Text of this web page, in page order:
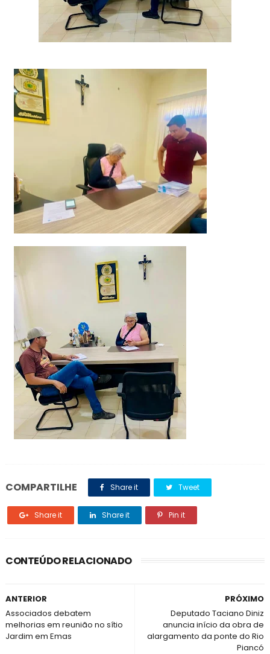
COMPARTILHE Share it Tweet
Share it Share it Pin it
CONTEÚDO RELACIONADO
PRÓXIMO
Deputado Taciano Diniz
anuncia início da obra de
alargamento da ponte do Rio
Piancó
ANTERIOR
Associados debatem
melhorias em reunião no sítio
Jardim em Emas